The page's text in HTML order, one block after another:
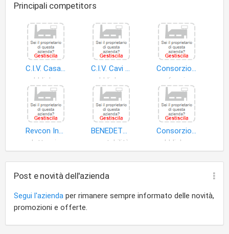
Principali competitors
C.I.V. Casarza Ligure
C.I.V. Cavi Arenelle Lungomare
Consorzio di Via Nazionale
Revcon Informatica S.a.s. di Perazzo Caterina
elettronica
BENEDETTI GIAN PAOLO
contabilità
Consorzio I Carruggi di Sestri Levante
Post e novità dell'azienda
Segui l'azienda per rimanere sempre informato delle novità,
promozioni e offerte.